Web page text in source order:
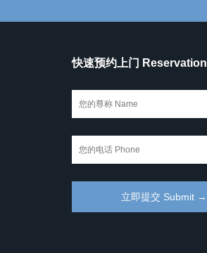
快速预约上门 Reservation